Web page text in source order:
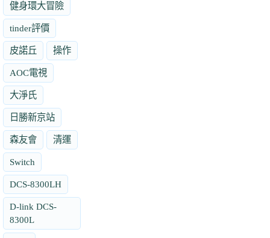
健身環大冒險
tinder評價
皮諾丘 操作
AOC電視
大淨氏
日勝新京站
森友會 清運
Switch
DCS-8300LH
D-link DCS-
8300L